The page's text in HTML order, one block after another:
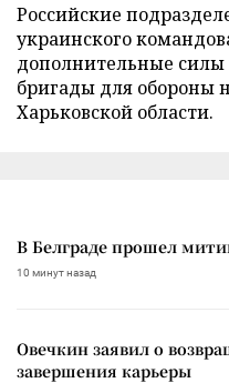
Российские
украинского
дополнительные
бригады для обороны
Харьковской области.
В Белграде прошел
10 минут назад
Овечкин заявил о
завершения карьеры